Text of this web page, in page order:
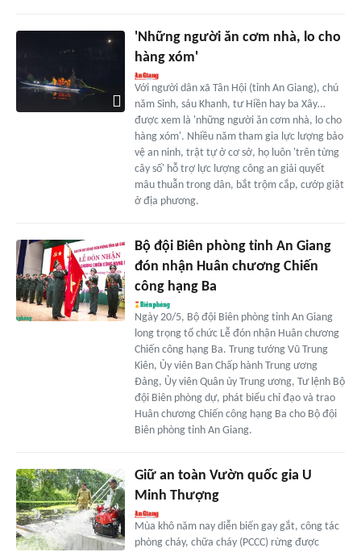
'Những người ăn cơm nhà, lo cho
hàng xóm'
Với người dân xã Tân Hội (tỉnh An Giang), chú
năm Sinh, sáu Khanh, tư Hiền hay ba Xây…
được xem là 'những người ăn cơm nhà, lo cho
hàng xóm'. Nhiều năm tham gia lực lượng bảo
vệ an ninh, trật tự ở cơ sở, họ luôn 'trên từng
cây số' hỗ trợ lực lượng công an giải quyết
mâu thuẫn trong dân, bắt trộm cắp, cướp giật
ở địa phương.
Bộ đội Biên phòng tỉnh An Giang
đón nhận Huân chương Chiến
công hạng Ba
Ngày 20/5, Bộ đội Biên phòng tỉnh An Giang
long trọng tổ chức Lễ đón nhận Huân chương
Chiến công hạng Ba. Trung tướng Vũ Trung
Kiên, Ủy viên Ban Chấp hành Trung ương
Đảng, Ủy viên Quân ủy Trung ương, Tư lệnh Bộ
đội Biên phòng dự, phát biểu chỉ đạo và trao
Huân chương Chiến công hạng Ba cho Bộ đội
Biên phòng tỉnh An Giang.
Giữ an toàn Vườn quốc gia U
Minh Thượng
Mùa khô năm nay diễn biến gay gắt, công tác
phòng cháy, chữa cháy (PCCC) rừng được